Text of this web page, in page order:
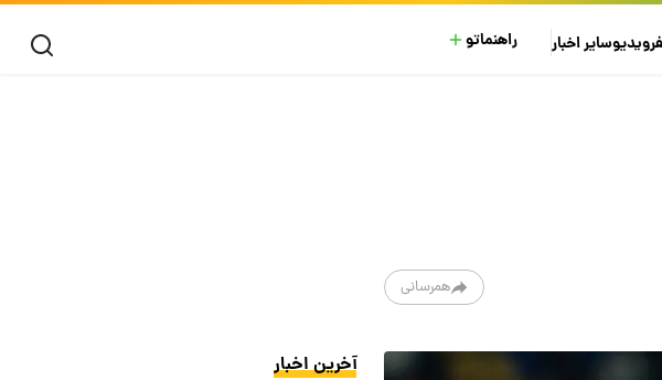
ویدیوسایراخبار راهنماتو
همرسانی
آخرین اخبار